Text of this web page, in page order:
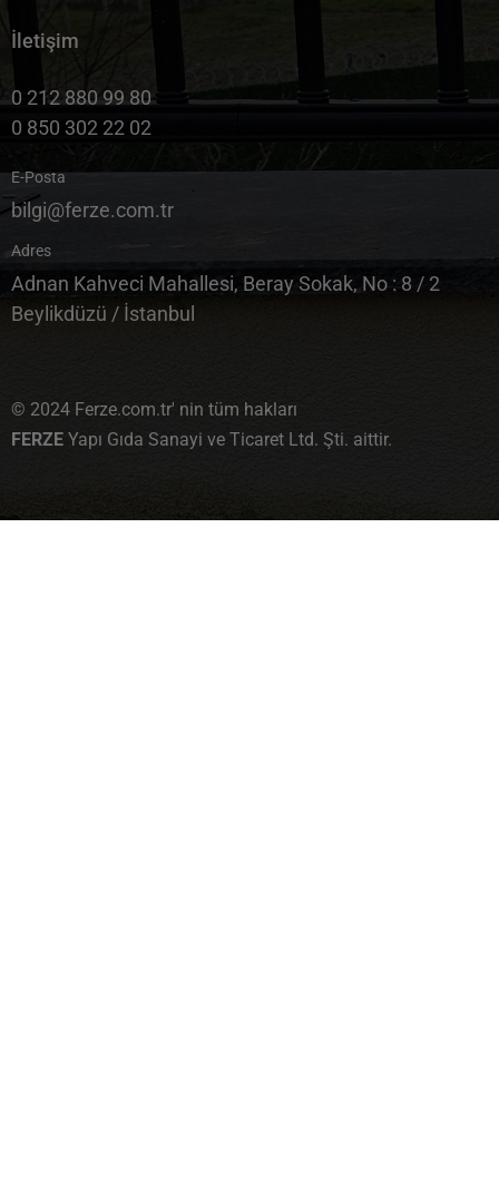
İletişim
0 212 880 99 80
0 850 302 22 02
E-Posta
bilgi@ferze.com.tr
Adres
Adnan Kahveci Mahallesi, Beray Sokak, No : 8 / 2
Beylikdüzü / İstanbul
© 2024 Ferze.com.tr' nin tüm hakları
FERZE Yapı Gıda Sanayi ve Ticaret Ltd. Şti. aittir.